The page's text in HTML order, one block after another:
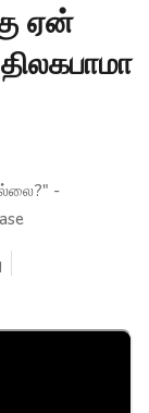
ஏன்
-